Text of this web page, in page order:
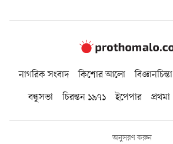
নাগরিক সংবাদ কিশোর আলো বিজ্ঞানচিন্তা
বন্ধুসভা
চিরন্তন ১৯৭১ ইপেপার প্রথমা
অনুসরণ করুন